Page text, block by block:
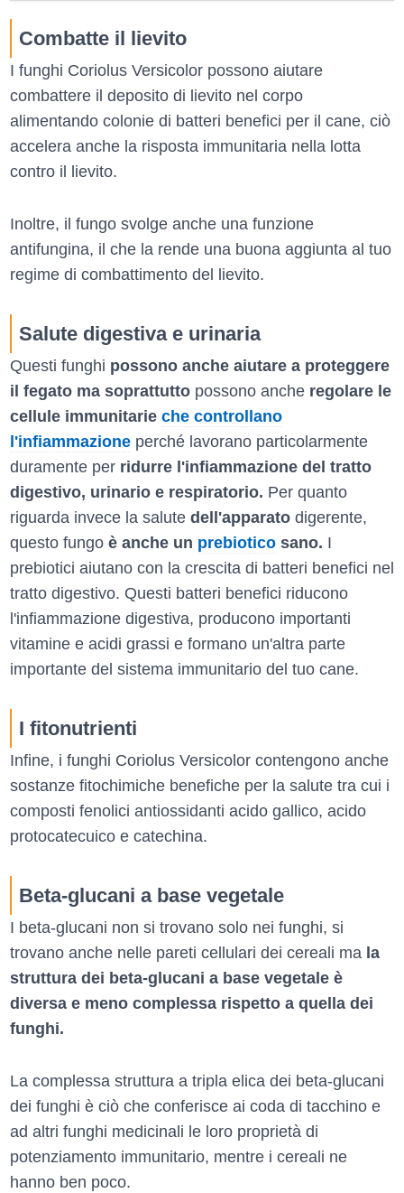
Combatte il lievito
I funghi Coriolus Versicolor possono aiutare
combattere il deposito di lievito nel corpo
alimentando colonie di batteri benefici per il cane, ciò
accelera anche la risposta immunitaria nella lotta
contro il lievito.
Inoltre, il fungo svolge anche una funzione
antifungina, il che la rende una buona aggiunta al tuo
regime di combattimento del lievito.
Salute digestiva e urinaria
Questi funghi possono anche aiutare a proteggere
il fegato ma soprattutto possono anche regolare le
cellule immunitarie che controllano
l'infiammazione perché lavorano particolarmente
duramente per ridurre l'infiammazione del tratto
digestivo, urinario e respiratorio. Per quanto
riguarda invece la salute dell'apparato digerente,
questo fungo è anche un prebiotico sano. I
prebiotici aiutano con la crescita di batteri benefici nel
tratto digestivo. Questi batteri benefici riducono
l'infiammazione digestiva, producono importanti
vitamine e acidi grassi e formano un'altra parte
importante del sistema immunitario del tuo cane.
I fitonutrienti
Infine, i funghi Coriolus Versicolor contengono anche
sostanze fitochimiche benefiche per la salute tra cui i
composti fenolici antiossidanti acido gallico, acido
protocatecuico e catechina.
Beta-glucani a base vegetale
I beta-glucani non si trovano solo nei funghi, si
trovano anche nelle pareti cellulari dei cereali ma la
struttura dei beta-glucani a base vegetale è
diversa e meno complessa rispetto a quella dei
funghi.
La complessa struttura a tripla elica dei beta-glucani
dei funghi è ciò che conferisce ai coda di tacchino e
ad altri funghi medicinali le loro proprietà di
potenziamento immunitario, mentre i cereali ne
hanno ben poco.